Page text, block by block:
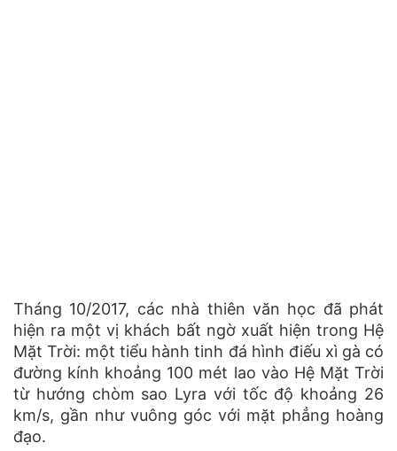
Tháng 10/2017, các nhà thiên văn học đã phát
hiện ra một vị khách bất ngờ xuất hiện trong Hệ
Mặt Trời: một tiểu hành tinh đá hình điếu xì gà có
đường kính khoảng 100 mét lao vào Hệ Mặt Trời
từ hướng chòm sao Lyra với tốc độ khoảng 26
km/s, gần như vuông góc với mặt phẳng hoàng
đạo.